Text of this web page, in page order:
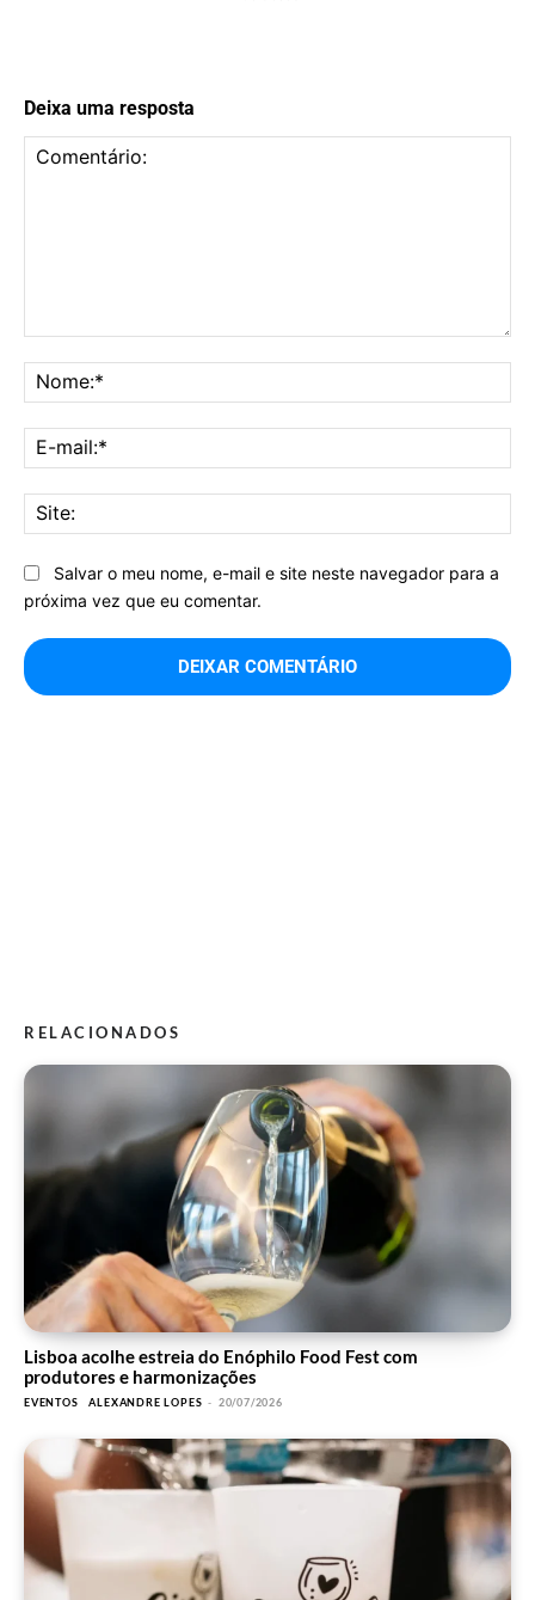
Deixa uma resposta
Salvar o meu nome, e-mail e site neste navegador para a
próxima vez que eu comentar.
RELACIONADOS
Lisboa acolhe estreia do Enóphilo Food Fest com
produtores e harmonizações
EVENTOS ALEXANDRE LOPES - 20/07/2026